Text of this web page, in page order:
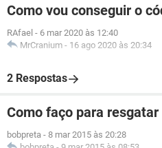
Como vou conseguir o
RAfael - 6 mar 2020 às 12:40
MrCranium - 16 ago 2020 às 20:34
2 Respostas
Como faço para resgatar
bobpreta - 8 mar 2015 às 20:28